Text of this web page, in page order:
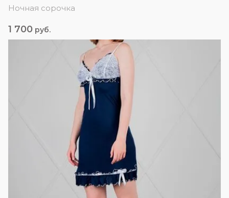
Ночная сорочка
1 700 руб.